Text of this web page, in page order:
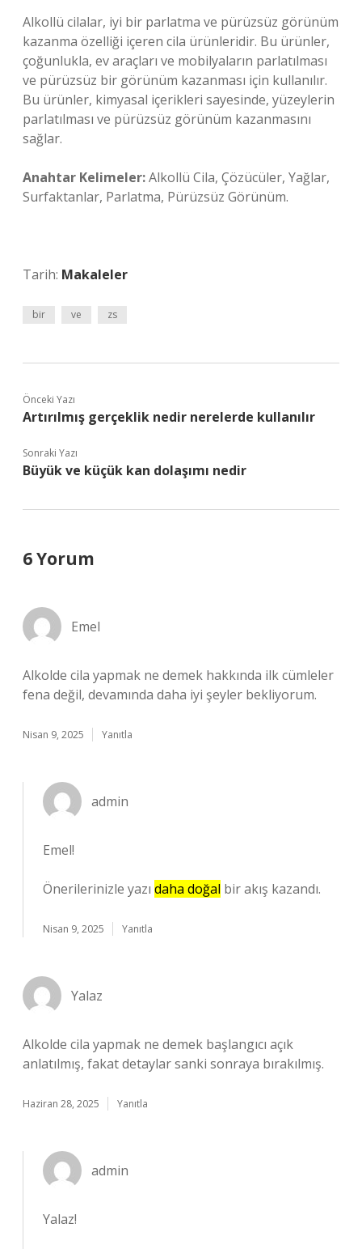
Alkollü cilalar, iyi bir parlatma ve pürüzsüz görünüm
kazanma özelliği içeren cila ürünleridir. Bu ürünler,
çoğunlukla, ev araçları ve mobilyaların parlatılması
ve pürüzsüz bir görünüm kazanması için kullanılır.
Bu ürünler, kimyasal içerikleri sayesinde, yüzeylerin
parlatılması ve pürüzsüz görünüm kazanmasını
sağlar.
Anahtar Kelimeler:Alkollü Cila, Çözücüler, Yağlar,
Surfaktanlar, Parlatma, Pürüzsüz Görünüm.
Tarih: Makaleler
bir ve zs
Önceki Yazı
Artırılmış gerçeklik nedir nerelerde kullanılır
Sonraki Yazı
Büyük ve küçük kan dolaşımı nedir
6 Yorum
Emel
Alkolde cila yapmak ne demek hakkında ilk cümleler
fena değil, devamında daha iyi şeyler bekliyorum.
Nisan 9, 2025 Yanıtla
admin
Emel!
Önerilerinizle yazı daha doğal bir akış kazandı.
Nisan 9, 2025 Yanıtla
Yalaz
Alkolde cila yapmak ne demek başlangıcı açık
anlatılmış, fakat detaylar sanki sonraya bırakılmış.
Haziran 28, 2025 Yanıtla
admin
Yalaz!